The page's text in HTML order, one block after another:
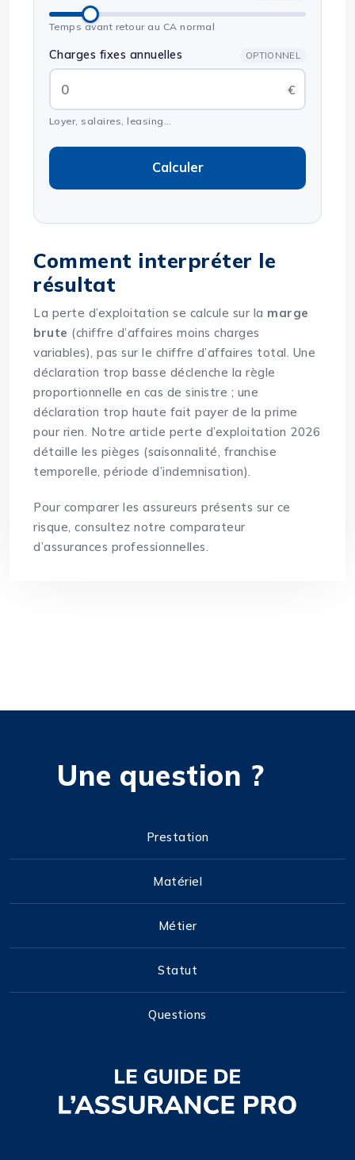
Temps avant retour au CA normal
Charges fixes annuelles OPTIONNEL
Loyer, salaires, leasing…
Calculer
Comment interpréter le
résultat
La perte d’exploitation se calcule sur la marge
brute (chiffre d’affaires moins charges
variables), pas sur le chiffre d’affaires total. Une
déclaration trop basse déclenche la règle
proportionnelle en cas de sinistre ; une
déclaration trop haute fait payer de la prime
pour rien. Notre article perte d’exploitation 2026
détaille les pièges (saisonnalité, franchise
temporelle, période d’indemnisation).
Pour comparer les assureurs présents sur ce
risque, consultez notrecomparateur
d’assurances professionnelles.
Une question ?
Prestation
Matériel
Métier
Statut
Questions